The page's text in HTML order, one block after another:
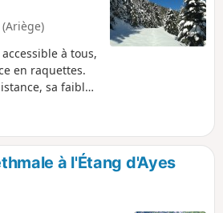
à tous,
en raquettes.
sa faible
au
final de la
victime de son
moinsà l'Étang d'Ayes